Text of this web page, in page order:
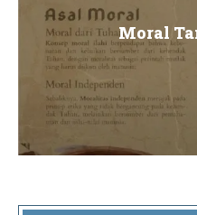
Moral